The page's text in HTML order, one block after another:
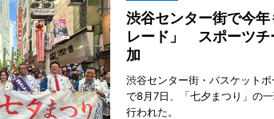
渋谷センター街で今
レード」 スポーツチ
加
渋谷センター街・バスケットボ
で8月7日、「七夕まつり」の
行われた。